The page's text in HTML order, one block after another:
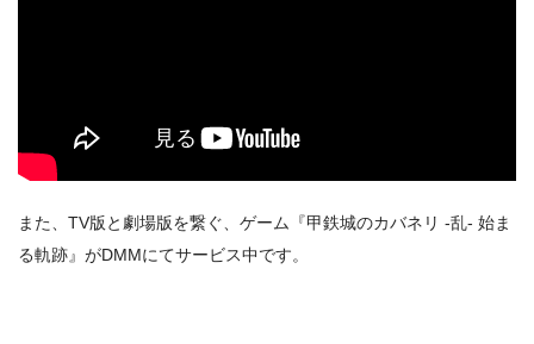
また、TV版と劇場版を繋ぐ、ゲーム『甲鉄城のカバネリ -乱- 始ま
る軌跡』がDMMにてサービス中です。